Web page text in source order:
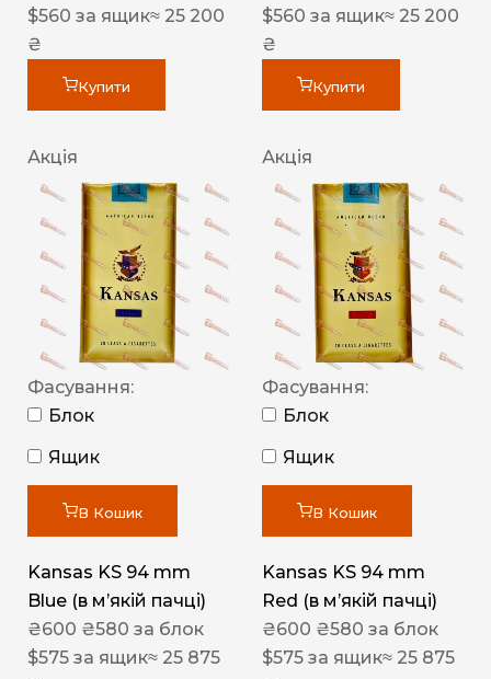
$560 за ящик≈ 25 200
₴
Купити
$560 за ящик≈ 25 200
₴
Купити
Акція
Фасування:
Блок
Ящик
В Кошик
Kansas KS 94 mm
Blue (в мʼякій пачці)
₴600 ₴580 за блок
$575 за ящик≈ 25 875
Акція
Фасування:
Блок
Ящик
В Кошик
Kansas KS 94 mm
Red (в мʼякій пачці)
₴600 ₴580 за блок
$575 за ящик≈ 25 875